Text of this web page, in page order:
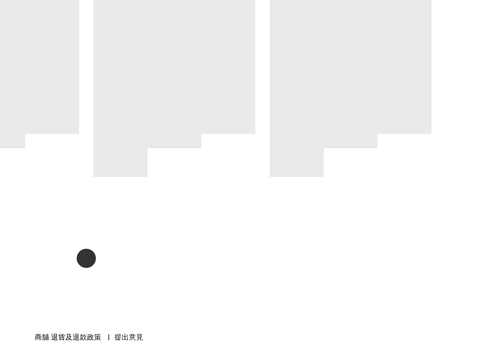
商舖 退貨及退款政策 提出意見